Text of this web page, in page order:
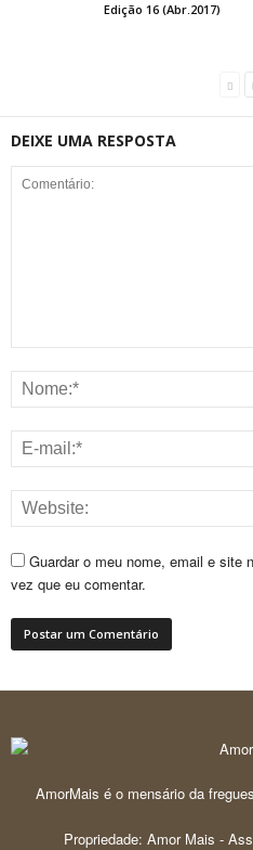
Edição 16 (Abr.2017)
DEIXE UMA RESPOSTA
Guardar o meu nome, email e site
vez que eu comentar.
AmorMais é o mensário da
Propriedade: Amor Mais -